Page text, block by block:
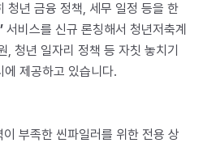
청년 금융 정책, 세무 일정 등을 한
서비스를 신규 론칭해서 청년저축계
청년 일자리 정책 등 자칫 놓치기
제공하고 있습니다.
부족한 씬파일러를 위한 전용 상